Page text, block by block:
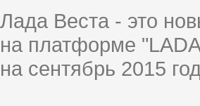
Лада Веста - это
на платформе
на сентябрь 2015